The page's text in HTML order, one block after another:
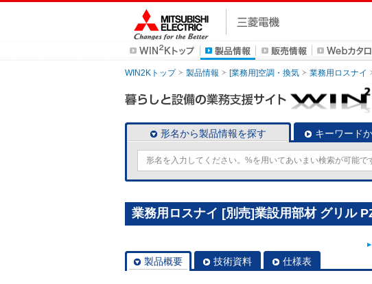
WIN2Kトップ 製品情報 [業務用]空調・換気 業務用ロスナイ
形名から製品情報を探す キーワード
業務用ロスナイ [別売]業設用部材 グリル
製品概要 技術資料 仕様表